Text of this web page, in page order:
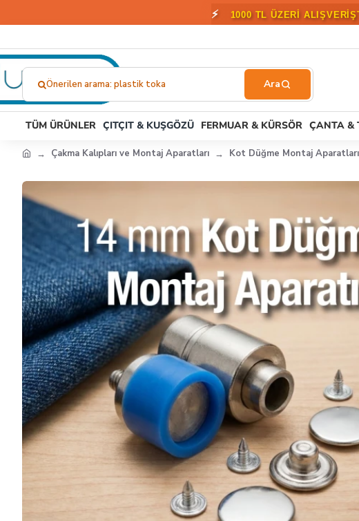
🎁 2000 TL ÜZERİ
Aramıştınız?...
Önerilen arama: plastik toka
TÜM ÜRÜNLER ÇITÇIT & KUŞGÖZÜ FERMUAR & KÜRSÖR ÇANTA &
Çakma Kalıpları ve Montaj Aparatları Kot Düğme Montaj Aparatları